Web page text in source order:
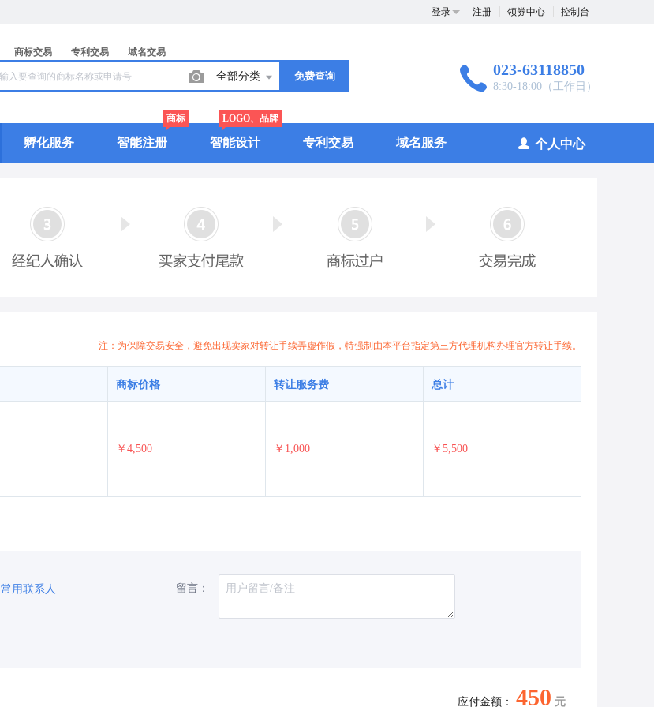
登录 注册 领券中心 控制台
商标交易 专利交易 域名交易
全部分类 免费查询 023-63118850
8:30-18:00（工作日）
孵化服务 智能注册
商标
智能设计
LOGO、品牌
专利交易 域名服务 个人中心
注：为保障交易安全，避免出现卖家对转让手续弄虚作假，特强制由本平台指定第三方代理机构办理官方转让手续。
商标价格 转让服务费 总计
￥4,500 ￥1,000 ￥5,500
常用联系人 留言：
应付金额： 450 元